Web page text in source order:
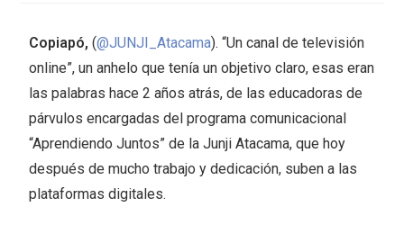
Copiapó, (@JUNJI_Atacama). “Un canal de televisión
online”, un anhelo que tenía un objetivo claro, esas eran
las palabras hace 2 años atrás, de las educadoras de
párvulos encargadas del programa comunicacional
“Aprendiendo Juntos” de la Junji Atacama, que hoy
después de mucho trabajo y dedicación, suben a las
plataformas digitales.